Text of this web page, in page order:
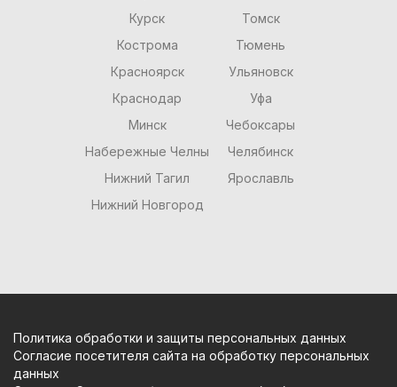
Курск
Кострома
Красноярск
Краснодар
Минск
Набережные Челны
Нижний Тагил
Нижний Новгород
Томск
Тюмень
Ульяновск
Уфа
Чебоксары
Челябинск
Ярославль
Политика обработки и защиты персональных данных
Согласие посетителя сайта на обработку персональных
данных